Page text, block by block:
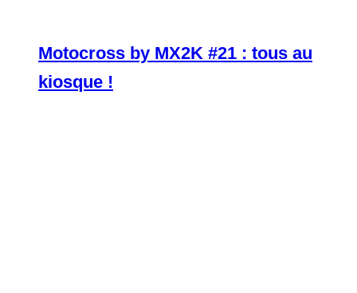
Motocross by MX2K #21 : tous au
kiosque !